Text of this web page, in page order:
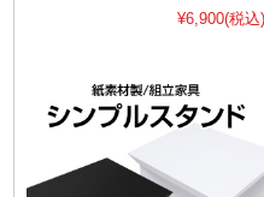
¥6,900(税込)